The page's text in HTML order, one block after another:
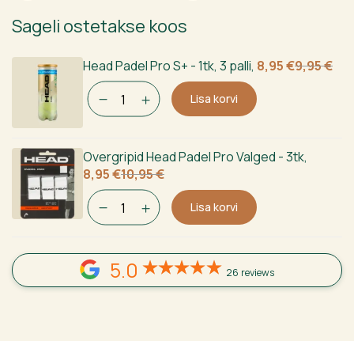
kogus
Sageli ostetakse koos
Head Padel Pro S+ - 1tk, 3 palli, 9,95€
Algne
oli:
8,95€
Current
is:
Lisa korvi
Overgripid Head Padel Pro Valged - 3tk,
10,95€
Algne
hind
oli:
10,95 €.
8,95€
Current
price
is:
8,95 €.
Lisa korvi
5.0 26 reviews